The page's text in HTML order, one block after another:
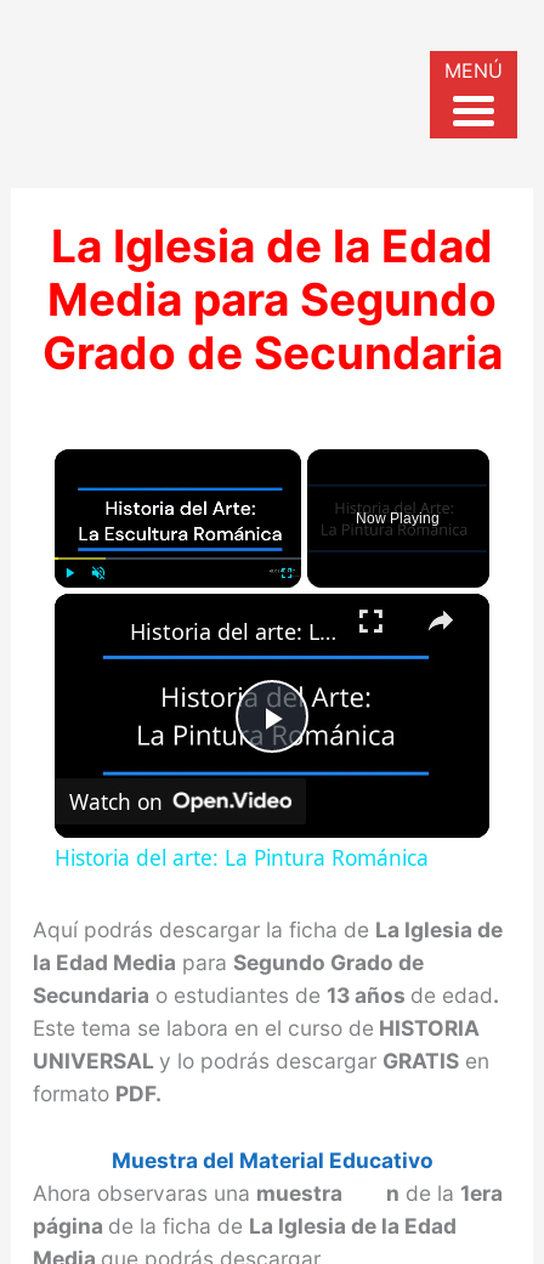
La Iglesia de la Edad
Media para Segundo
Grado de Secundaria
×
Now Playing
×
Play
Historia del arte: La Pintura Románica
Watch on
Historia del arte: La Pintura Románica
Aquí podrás descargar la ficha de La Iglesia de
la Edad Media para Segundo Grado de
Secundaria o estudiantes de 13 años de edad.
Este tema se labora en el curso de HISTORIA
UNIVERSAL y lo podrás descargar GRATISen
formato PDF.
Muestra del Material Educativo
Ahora observaras una muestra n de la 1era
página de la ficha de La Iglesia de la Edad
Media que podrás descargar.
MENÚ